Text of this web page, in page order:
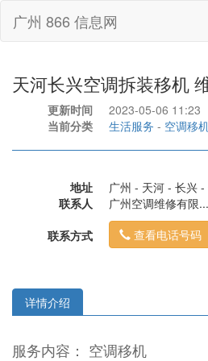
广州 866 信息网
天河长兴空调拆装移机
更新时间
2023-05-06 11:23
当前分类
生活服务 - 空调移
地址
广州 - 天河 - 长兴
联系人
广州空调维修有限...
联系方式
查看电话号码
详情介绍
服务内容： 空调移机